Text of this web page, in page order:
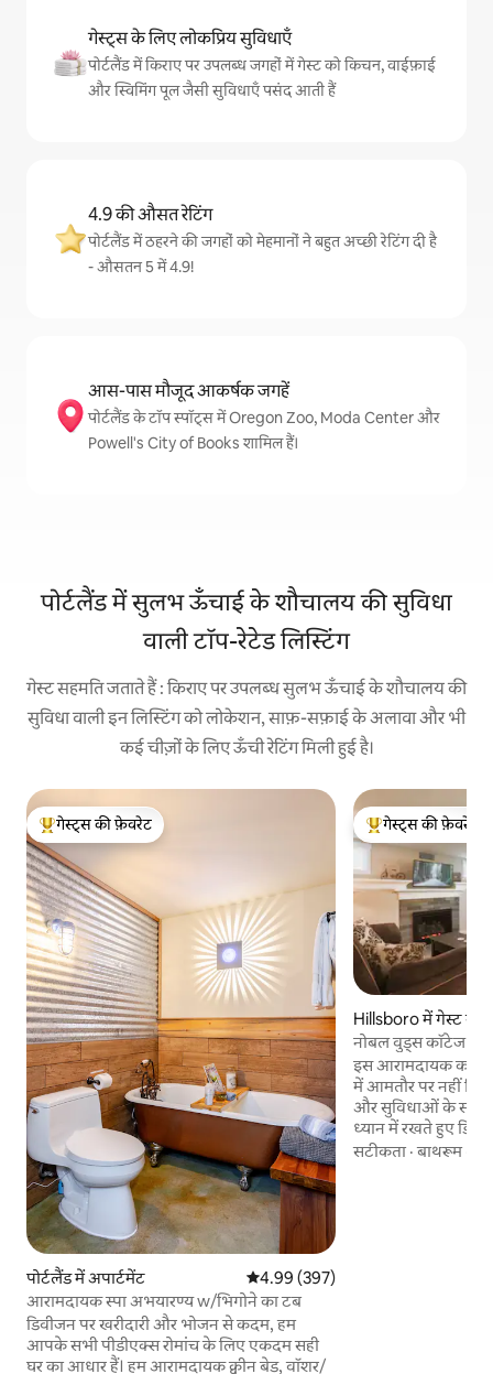
गेस्ट्स के लिए लोकप्रिय सुविधाएँ
पोर्टलैंड में किराए पर उपलब्ध जगहों में गेस्ट को किचन, वाईफ़ाई
और स्विमिंग पूल जैसी सुविधाएँ पसंद आती हैं
4.9 की औसत रेटिंग
पोर्टलैंड में ठहरने की जगहों को मेहमानों ने बहुत अच्छी रेटिंग दी है
- औसतन 5 में 4.9!
आस-पास मौजूद आकर्षक जगहें
पोर्टलैंड के टॉप स्पॉट्स में Oregon Zoo, Moda Center और
Powell's City of Books शामिल हैं।
पोर्टलैंड में सुलभ ऊँचाई के शौचालय की सुविधा
वाली टॉप-रेटेड लिस्टिंग
गेस्ट सहमति जताते हैं : किराए पर उपलब्ध सुलभ ऊँचाई के शौचालय की
सुविधा वाली इन लिस्टिंग को लोकेशन, साफ़-सफ़ाई के अलावा और भी
कई चीज़ों के लिए ऊँची रेटिंग मिली हुई है।
गेस्ट्स का टॉप फ़ेवरेट
गेस्ट्स की फ़ेवरेट
पोर्टलैंड में अपार्टमेंट औसत रेटिंग 5 में से 4.99, 397 समीक्षाएँ
4.99 (397)
आरामदायक स्पा अभयारण्य w/भिगोने का टब
डिवीजन पर खरीदारी और भोजन से कदम, हम
आपके सभी पीडीएक्स रोमांच के लिए एकदम सही
घर का आधार हैं। हम आरामदायक क्वीन बेड, वॉशर/
गेस्ट्स का टॉप फ़ेवरेट
गेस्ट्स की फ़ेवरेट
Hillsboro में गेस्ट
नोबल वुड्स कॉटेज -
इस आरामदायक
में आमतौर पर नहीं
और सुविधाओं के साथ
ध्यान में रखते हुए
आपका निजी प्रवेश
सटीकता ·बाथरूम·